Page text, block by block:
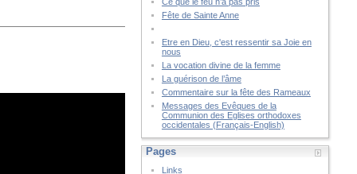
Fête de Sainte Anne
Etre en Dieu, c'est ressentir sa Joie en
nous
La vocation divine de la femme
La guérison de l’âme
Commentaire sur la fête des Rameaux
Messages des Evêques de la
Communion des Eglises orthodoxes
occidentales (Français-English)
Pages
Links